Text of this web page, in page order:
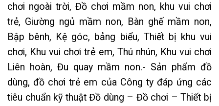
chơi ngoài trời, Đồ chơi mầm non, khu vui chơi
trẻ, Giường ngủ mầm non, Bàn ghế mầm non,
Bập bênh, Kệ góc, bảng biểu, Thiết bị khu vui
chơi, Khu vui chơi trẻ em, Thú nhún, Khu vui chơi
Liên hoàn, Đu quay mầm non.- Sản phẩm đồ
dùng, đồ chơi trẻ em của Công ty đáp ứng các
tiêu chuẩn kỹ thuật Đồ dùng – Đồ chơi – Thiết bị